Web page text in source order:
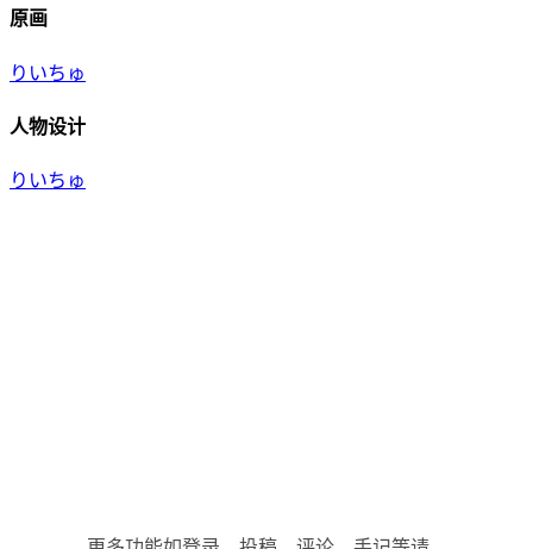
原画
りいちゅ
人物设计
りいちゅ